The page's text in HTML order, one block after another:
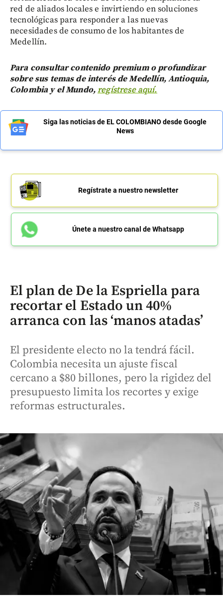
red de aliados locales e invirtiendo en soluciones
tecnológicas para responder a las nuevas
necesidades de consumo de los habitantes de
Medellín.
Para consultar contenido premium o profundizar
sobre sus temas de interés de Medellín, Antioquia,
Colombia y el Mundo,regístrese aquí.
Siga las noticias de EL COLOMBIANO desde Google
News
Regístrate a nuestro newsletter
Únete a nuestro canal de Whatsapp
El plan de De la Espriella para
recortar el Estado un 40%
arranca con las ‘manos atadas’
El presidente electo no la tendrá fácil.
Colombia necesita un ajuste fiscal
cercano a $80 billones, pero la rigidez del
presupuesto limita los recortes y exige
reformas estructurales.